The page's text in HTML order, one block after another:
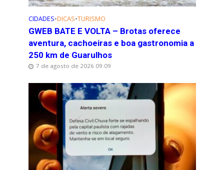
CIDADES•DICAS•TURISMO
GWEB BATE E VOLTA – Brotas oferece
aventura, cachoeiras e boa gastronomia a
250 km de Guarulhos
7 de agosto de 2026 09:09